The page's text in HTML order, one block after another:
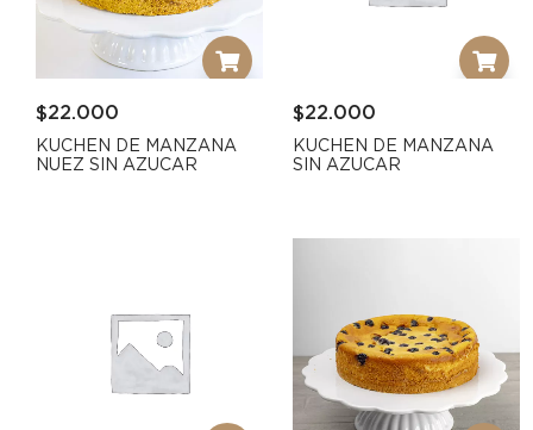
$22.000
KUCHEN DE MANZANA
NUEZ SIN AZUCAR
$22.000
KUCHEN DE MANZANA
SIN AZUCAR